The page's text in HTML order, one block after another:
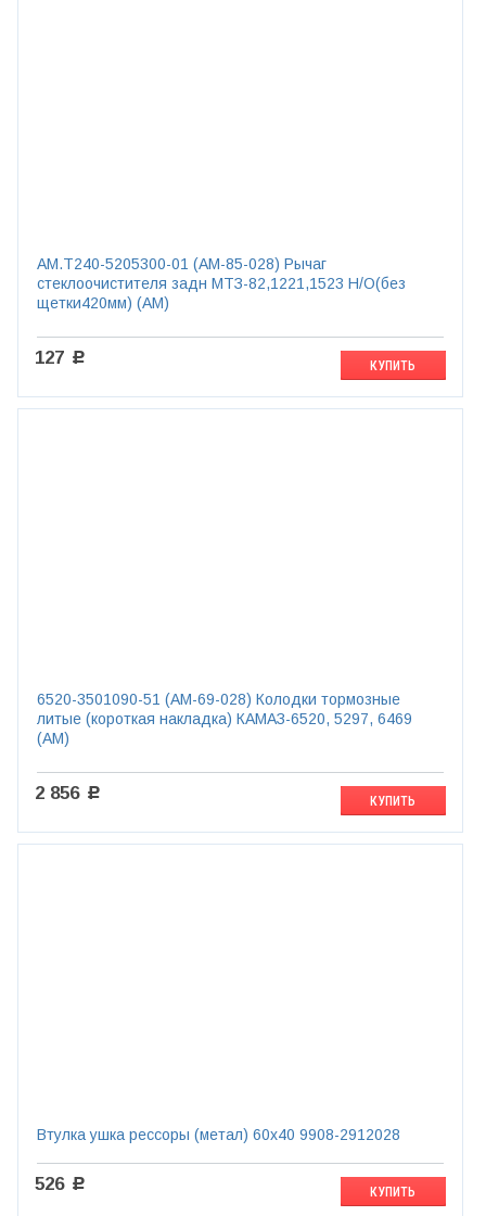
AM.T240-5205300-01 (AM-85-028) Рычаг
стеклоочистителя задн МТЗ-82,1221,1523 Н/О(без
щетки420мм) (АМ)
127 c
КУПИТЬ
6520-3501090-51 (AM-69-028) Колодки тормозные
литые (короткая накладка) КАМАЗ-6520, 5297, 6469
(АМ)
2 856 c
КУПИТЬ
Втулка ушка рессоры (метал) 60х40 9908-2912028
526 c
КУПИТЬ